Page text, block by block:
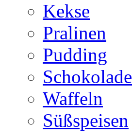
Kekse
Pralinen
Pudding
Schokolade
Waffeln
Süßspeisen